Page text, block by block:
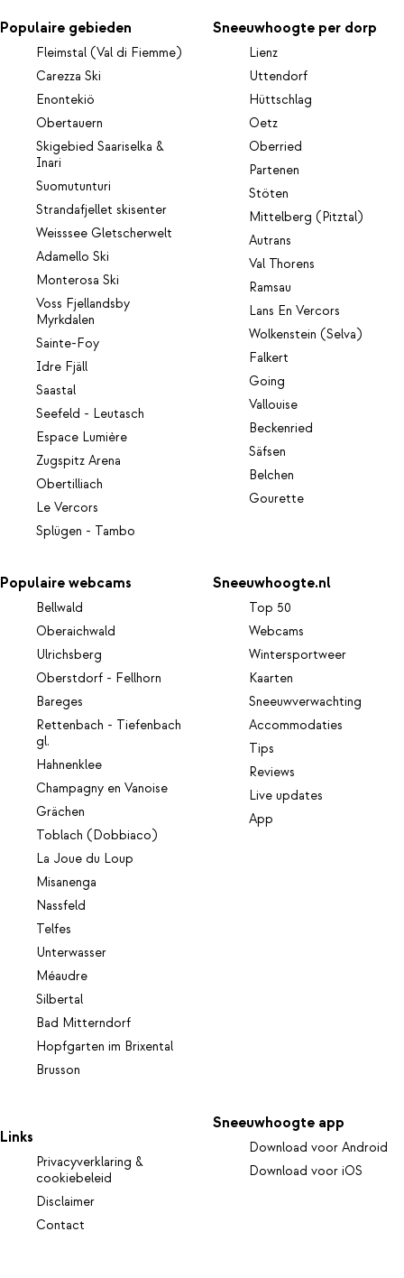
Populaire gebieden
Fleimstal (Val di Fiemme)
Carezza Ski
Enontekiö
Obertauern
Skigebied Saariselka &
Inari
Suomutunturi
Strandafjellet skisenter
Weisssee Gletscherwelt
Adamello Ski
Monterosa Ski
Voss Fjellandsby
Myrkdalen
Sainte-Foy
Idre Fjäll
Saastal
Seefeld - Leutasch
Espace Lumière
Zugspitz Arena
Obertilliach
Le Vercors
Splügen - Tambo
Sneeuwhoogte per dorp
Lienz
Uttendorf
Hüttschlag
Oetz
Oberried
Partenen
Stöten
Mittelberg (Pitztal)
Autrans
Val Thorens
Ramsau
Lans En Vercors
Wolkenstein (Selva)
Falkert
Going
Vallouise
Beckenried
Säfsen
Belchen
Gourette
Populaire webcams
Bellwald
Oberaichwald
Ulrichsberg
Oberstdorf - Fellhorn
Bareges
Rettenbach - Tiefenbach
gl.
Hahnenklee
Champagny en Vanoise
Grächen
Toblach (Dobbiaco)
La Joue du Loup
Misanenga
Nassfeld
Telfes
Unterwasser
Méaudre
Silbertal
Bad Mitterndorf
Hopfgarten im Brixental
Brusson
Sneeuwhoogte.nl
Top 50
Webcams
Wintersportweer
Kaarten
Sneeuwverwachting
Accommodaties
Tips
Reviews
Live updates
App
Links
Privacyverklaring &
cookiebeleid
Disclaimer
Contact
Sneeuwhoogte app
Download voor Android
Download voor iOS